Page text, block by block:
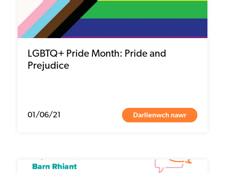
LGBTQ+ Pride Month: Pride and
Prejudice
01/06/21 Darllenwch nawr